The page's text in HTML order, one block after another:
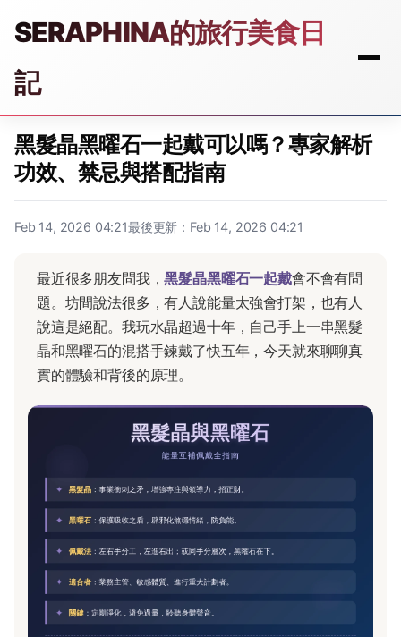
SERAPHINA的旅行美食日
記
黑髮晶黑曜石一起戴可以嗎？專家解析
功效、禁忌與搭配指南
Feb 14, 2026 04:21最後更新：Feb 14, 2026 04:21
最近很多朋友問我，黑髮晶黑曜石一起戴會不會有問
題。坊間說法很多，有人說能量太強會打架，也有人
說這是絕配。我玩水晶超過十年，自己手上一串黑髮
晶和黑曜石的混搭手鍊戴了快五年，今天就來聊聊真
實的體驗和背後的原理。